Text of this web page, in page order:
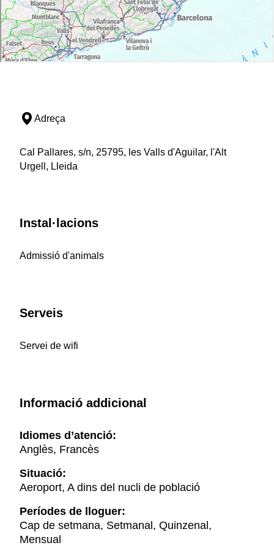
Adreça
Cal Pallares, s/n, 25795, les Valls d'Aguilar, l'Alt
Urgell, Lleida
Instal·lacions
Admissió d'animals
Serveis
Servei de wifi
Informació addicional
Idiomes d’atenció:
Anglès, Francès
Situació:
Aeroport, A dins del nucli de població
Períodes de lloguer:
Cap de setmana, Setmanal, Quinzenal,
Mensual